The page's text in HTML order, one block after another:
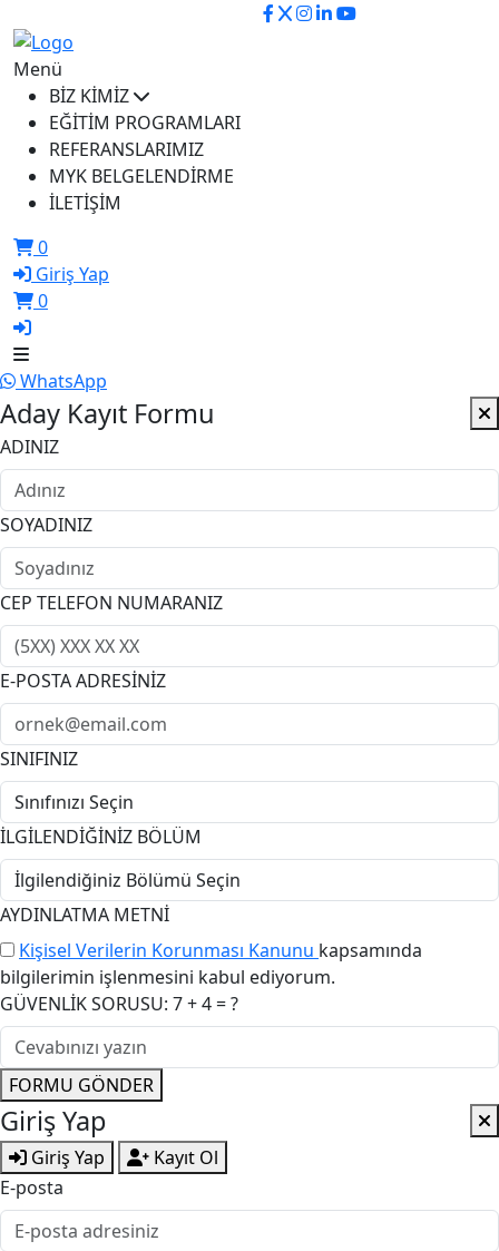
Menü
BİZ KİMİZ
EĞİTİM PROGRAMLARI
REFERANSLARIMIZ
MYK BELGELENDİRME
İLETİŞİM
0
Giriş Yap
0
WhatsApp
Aday Kayıt Formu
ADINIZ
SOYADINIZ
CEP TELEFON NUMARANIZ
E-POSTA ADRESİNİZ
SINIFINIZ
İLGİLENDİĞİNİZ BÖLÜM
AYDINLATMA METNİ
Kişisel Verilerin Korunması Kanunu kapsamında
bilgilerimin işlenmesini kabul ediyorum.
GÜVENLİK SORUSU: 7 + 4 = ?
FORMU GÖNDER
Giriş Yap
Giriş Yap
Kayıt Ol
E-posta